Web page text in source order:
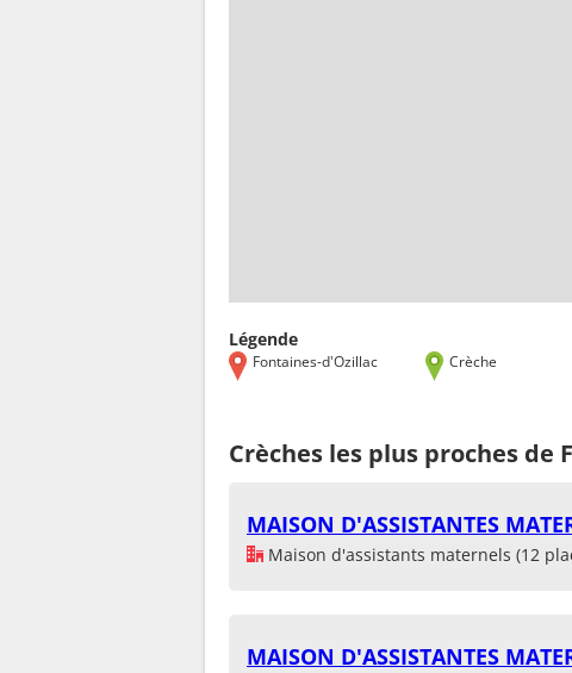
Légende
Fontaines-d'Ozillac Crèche
Crèches les plus proches de
MAISON D'ASSISTANTES
Maison d'assistants maternels (12
MAISON D'ASSISTANTES